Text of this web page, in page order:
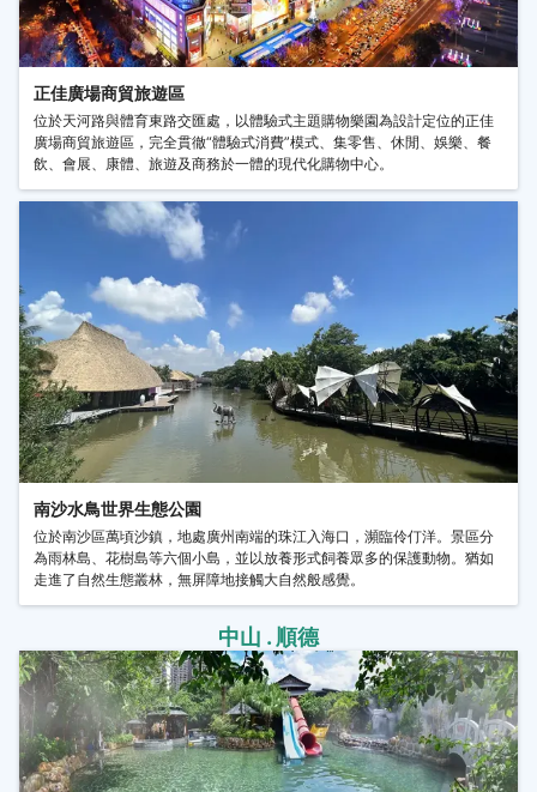
正佳廣場商貿旅遊區
位於天河路與體育東路交匯處，以體驗式主題購物樂園為設計定位的正佳
廣場商貿旅遊區，完全貫徹“體驗式消費”模式、集零售、休閒、娛樂、餐
飲、會展、康體、旅遊及商務於一體的現代化購物中心。
南沙水鳥世界生態公園
位於南沙區萬頃沙鎮，地處廣州南端的珠江入海口，瀕臨伶仃洋。景區分
為雨林島、花樹島等六個小島，並以放養形式飼養眾多的保護動物。猶如
走進了自然生態叢林，無屏障地接觸大自然般感覺。
中山 . 順德